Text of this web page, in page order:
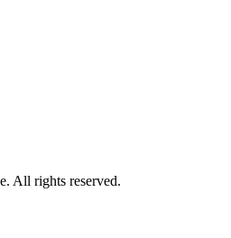
All rights reserved.